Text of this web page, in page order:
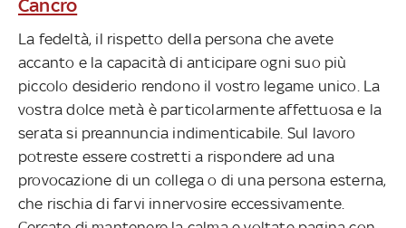
Cancro
La fedeltà, il rispetto della persona che avete
accanto e la capacità di anticipare ogni suo più
piccolo desiderio rendono il vostro legame unico. La
vostra dolce metà è particolarmente affettuosa e la
serata si preannuncia indimenticabile. Sul lavoro
potreste essere costretti a rispondere ad una
provocazione di un collega o di una persona esterna,
che rischia di farvi innervosire eccessivamente.